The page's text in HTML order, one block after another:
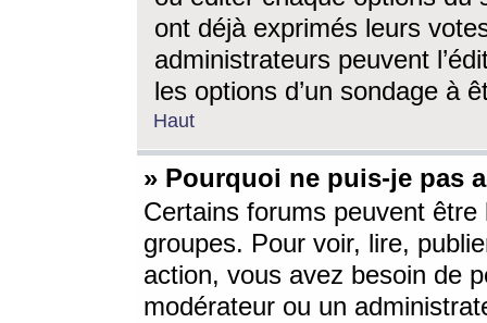
ont déjà exprimés leurs
administrateurs peuvent
les options d’un sondage à
Haut
» Pourquoi ne puis-je pas
Certains forums peuvent être
groupes. Pour voir, lire,
action, vous avez besoin de
modérateur ou un